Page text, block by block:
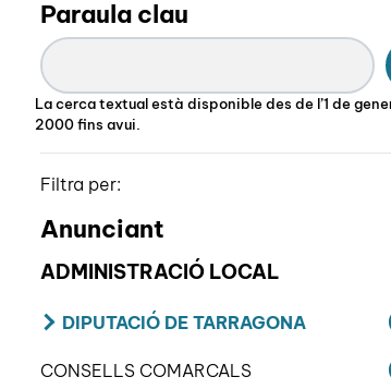
Paraula clau
La cerca textual està disponible des de l’1 de
2000 fins avui.
Filtra per:
Anunciant
ADMINISTRACIÓ LOCAL
DIPUTACIÓ DE TARRAGONA
CONSELLS COMARCALS